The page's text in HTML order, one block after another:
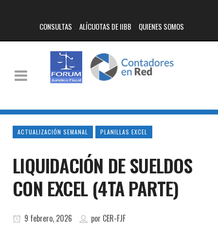
CONSULTAS ALÍCUOTAS DE IIBB QUIENES SOMOS
ACTUALIZACIÓN SEMANAL PLANILLAS EXCEL
LIQUIDACIÓN DE SUELDOS
CON EXCEL (4TA PARTE)
9 febrero, 2026 por CER-FJF